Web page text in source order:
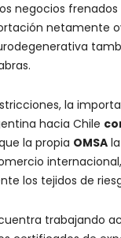
negocios frenados
netamente
la
hacia Chile
la propia OMSA
los tejidos de
trabajando